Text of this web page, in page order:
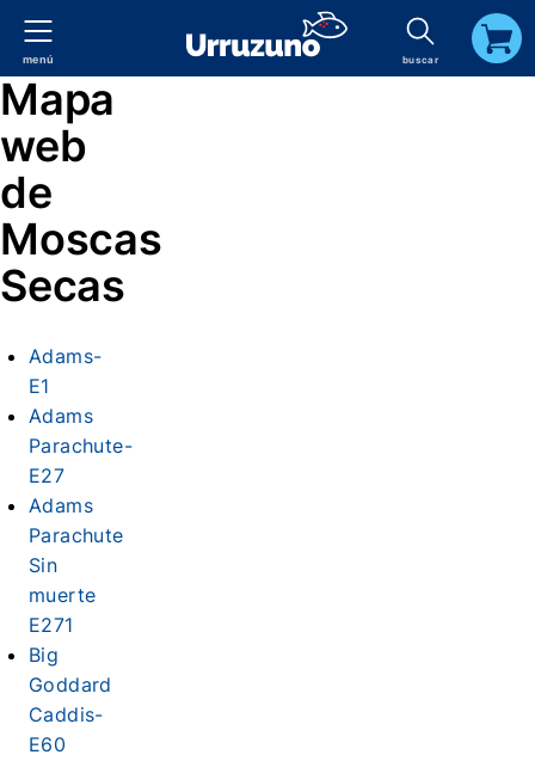
menú buscar
Mapa
web
de
Moscas
Secas
Adams-
E1
Adams
Parachute-
E27
Adams
Parachute
Sin
muerte
E271
Big
Goddard
Caddis-
E60